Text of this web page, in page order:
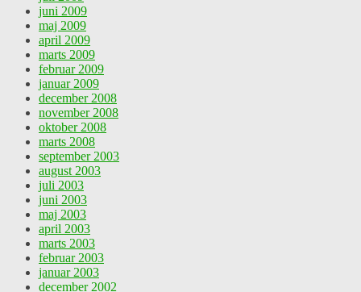
juni 2009
maj 2009
april 2009
marts 2009
februar 2009
januar 2009
december 2008
november 2008
oktober 2008
marts 2008
september 2003
august 2003
juli 2003
juni 2003
maj 2003
april 2003
marts 2003
februar 2003
januar 2003
december 2002